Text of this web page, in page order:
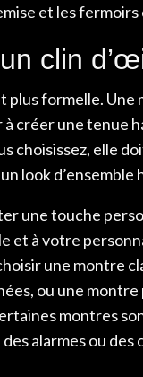
et les
clin
formelle. Une
créer une tenue
choisissez, elle
look d’ensemble
une touche
et à votre
une montre
ou une
montres
alarmes ou